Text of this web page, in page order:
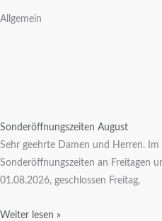
Allgemein
Sonderöffnungszeiten August
Sehr geehrte Damen und Herren.
Sonderöffnungszeiten an Freitagen
01.08.2026, geschlossen Freitag,
Weiter lesen »